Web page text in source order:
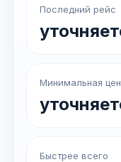
Последний рейс
Минимальная
Быстрее всего